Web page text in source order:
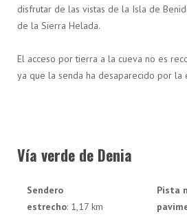
disfrutar de las vistas de la Isla de
de la Sierra Helada.
El acceso por tierra a la cueva no es
ya que la senda ha desaparecido por la
Vía verde de Denia
Sendero
estrecho: 1,17 km
Pista